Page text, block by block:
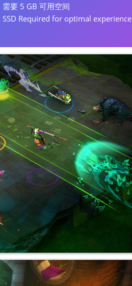
需要 5 GB 可用空间
SSD Required for optimal experience